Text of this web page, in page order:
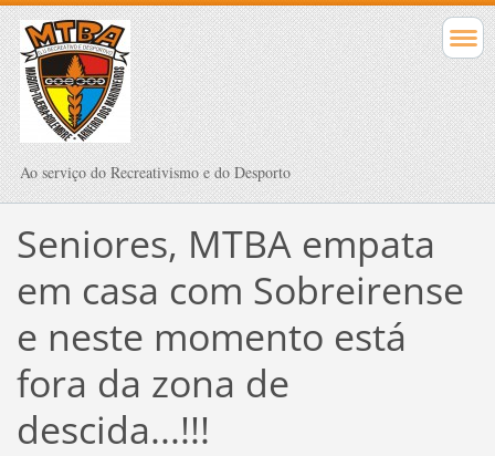
Ao serviço do Recreativismo e do Desporto
Seniores, MTBA empata
em casa com Sobreirense
e neste momento está
fora da zona de
descida...!!!